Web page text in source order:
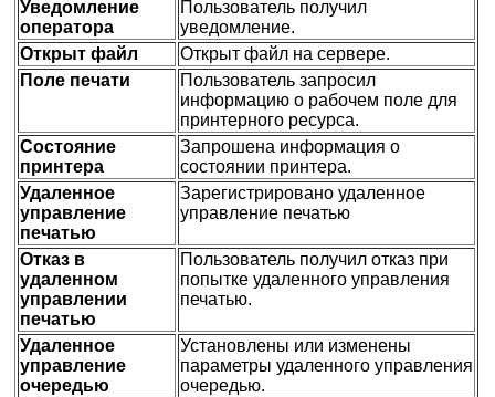
Уведомление
оператора
Пользователь получил
уведомление.
Открыт файл
Открыт файл на сервере.
Поле печати
Пользователь запросил
информацию о рабочем поле для
принтерного ресурса.
Состояние
принтера
Запрошена информация о
состоянии принтера.
Удаленное
управление
печатью
Зарегистрировано удаленное
управление печатью
Отказ в
удаленном
управлении
печатью
Пользователь получил отказ при
попытке удаленного управления
печатью.
Удаленное
управление
очередью
Установлены или изменены
параметры удаленного управления
очередью.